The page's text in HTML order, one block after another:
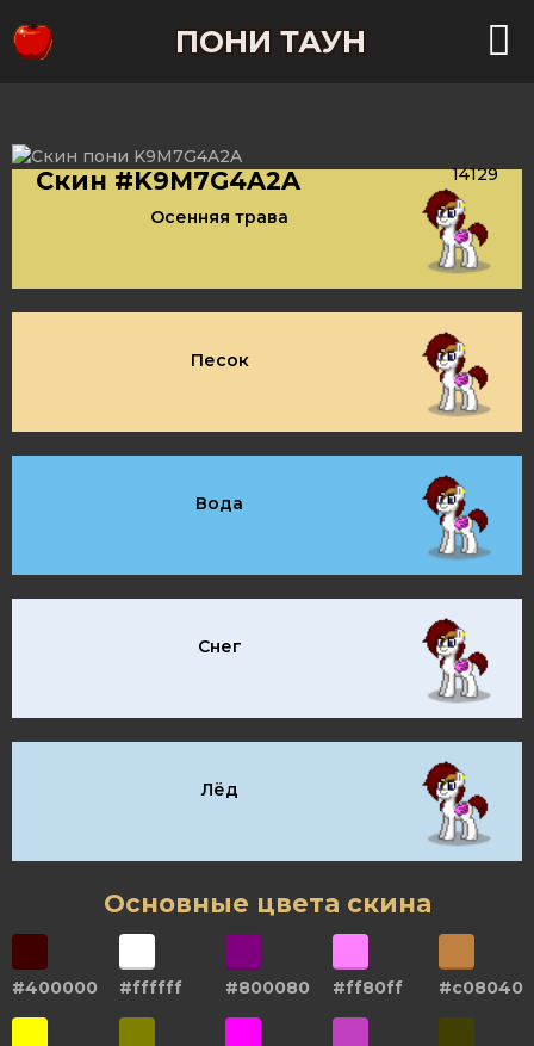
ПОНИ ТАУН
Скин #K9M7G4A2A
14129
Осенняя трава
Песок
Вода
Снег
Лёд
Основные цвета скина
#400000 #ffffff #800080 #ff80ff #c08040